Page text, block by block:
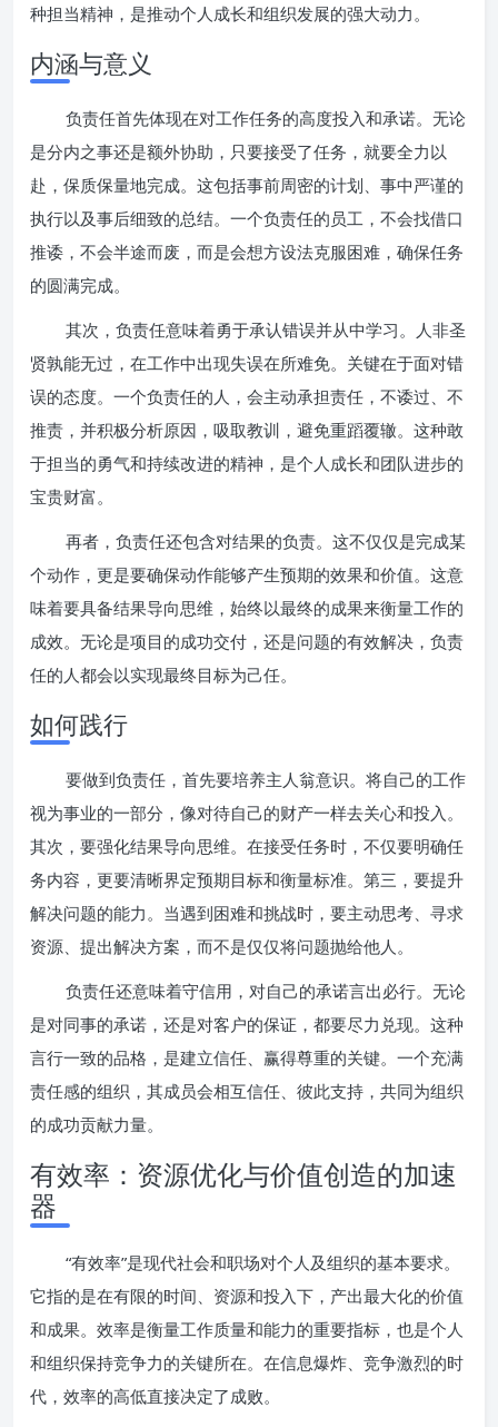
种担当精神，是推动个人成长和组织发展的强大动力。
内涵与意义
负责任首先体现在对工作任务的高度投入和承诺。无论
是分内之事还是额外协助，只要接受了任务，就要全力以
赴，保质保量地完成。这包括事前周密的计划、事中严谨的
执行以及事后细致的总结。一个负责任的员工，不会找借口
推诿，不会半途而废，而是会想方设法克服困难，确保任务
的圆满完成。
其次，负责任意味着勇于承认错误并从中学习。人非圣
贤孰能无过，在工作中出现失误在所难免。关键在于面对错
误的态度。一个负责任的人，会主动承担责任，不诿过、不
推责，并积极分析原因，吸取教训，避免重蹈覆辙。这种敢
于担当的勇气和持续改进的精神，是个人成长和团队进步的
宝贵财富。
再者，负责任还包含对结果的负责。这不仅仅是完成某
个动作，更是要确保动作能够产生预期的效果和价值。这意
味着要具备结果导向思维，始终以最终的成果来衡量工作的
成效。无论是项目的成功交付，还是问题的有效解决，负责
任的人都会以实现最终目标为己任。
如何践行
要做到负责任，首先要培养主人翁意识。将自己的工作
视为事业的一部分，像对待自己的财产一样去关心和投入。
其次，要强化结果导向思维。在接受任务时，不仅要明确任
务内容，更要清晰界定预期目标和衡量标准。第三，要提升
解决问题的能力。当遇到困难和挑战时，要主动思考、寻求
资源、提出解决方案，而不是仅仅将问题抛给他人。
负责任还意味着守信用，对自己的承诺言出必行。无论
是对同事的承诺，还是对客户的保证，都要尽力兑现。这种
言行一致的品格，是建立信任、赢得尊重的关键。一个充满
责任感的组织，其成员会相互信任、彼此支持，共同为组织
的成功贡献力量。
有效率：资源优化与价值创造的加速
器
“有效率”是现代社会和职场对个人及组织的基本要求。
它指的是在有限的时间、资源和投入下，产出最大化的价值
和成果。效率是衡量工作质量和能力的重要指标，也是个人
和组织保持竞争力的关键所在。在信息爆炸、竞争激烈的时
代，效率的高低直接决定了成败。